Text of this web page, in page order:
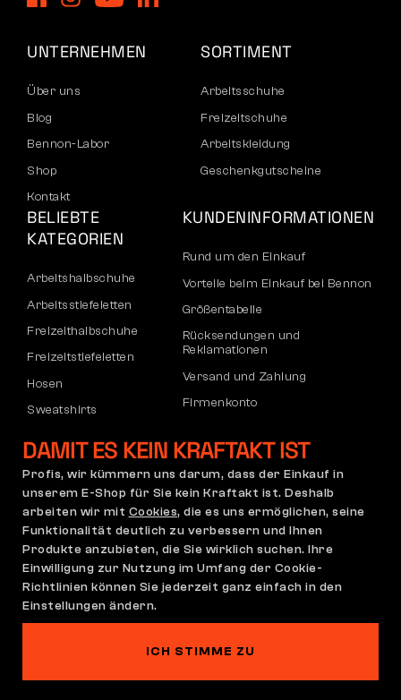
UNTERNEHMEN
Über uns
Blog
Bennon-Labor
Shop
Kontakt
SORTIMENT
Arbeitsschuhe
Freizeitschuhe
Arbeitskleidung
Geschenkgutscheine
BELIEBTE
KATEGORIEN
Arbeitshalbschuhe
Arbeitsstiefeletten
Freizeithalbschuhe
Freizeitstiefeletten
Hosen
Sweatshirts
KUNDENINFORMATIONEN
Rund um den Einkauf
Vorteile beim Einkauf bei Bennon
Größentabelle
Rücksendungen und
Reklamationen
Versand und Zahlung
Firmenkonto
Reklamation und Garantie
Allgemeine
Geschäftsbedingungen
(AGB)
Reklamationsrichtlinie
Cookie-Einstellungen Datenschutzerklärung
DAMIT ES KEIN KRAFTAKT IST
Profis, wir kümmern uns darum, dass der Einkauf in
unserem E-Shop für Sie kein Kraftakt ist. Deshalb
arbeiten wir mit Cookies, die es uns ermöglichen, seine
Funktionalität deutlich zu verbessern und Ihnen
Produkte anzubieten, die Sie wirklich suchen. Ihre
Einwilligung zur Nutzung im Umfang der Cookie-
Richtlinien können Sie jederzeit ganz einfach in den
Einstellungen ändern.
ICH STIMME ZU